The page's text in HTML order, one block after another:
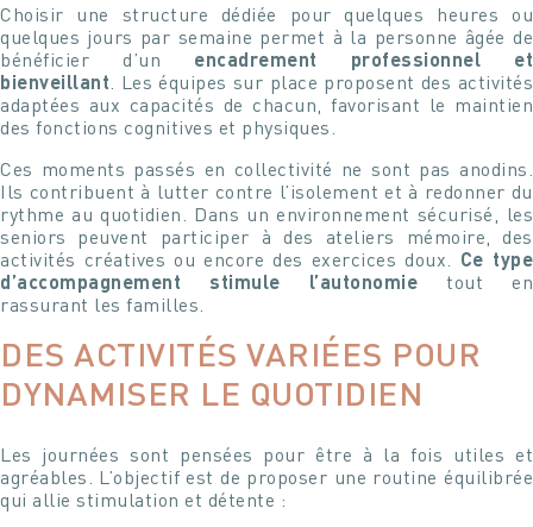
Choisir une structure dédiée pour quelques heures ou
quelques jours par semaine permet à la personne âgée de
bénéficier d’un encadrement professionnel et
bienveillant . Les équipes sur place proposent des activités
adaptées aux capacités de chacun, favorisant le maintien
des fonctions cognitives et physiques.
Ces moments passés en collectivité ne sont pas anodins.
Ils contribuent à lutter contre l’isolement et à redonner du
rythme au quotidien. Dans un environnement sécurisé, les
seniors peuvent participer à des ateliers mémoire, des
activités créatives ou encore des exercices doux. Ce type
d’accompagnement stimule l’autonomie tout en
rassurant les familles.
DES ACTIVITÉS VARIÉES POUR
DYNAMISER LE QUOTIDIEN
Les journées sont pensées pour être à la fois utiles et
agréables. L’objectif est de proposer une routine équilibrée
qui allie stimulation et détente :